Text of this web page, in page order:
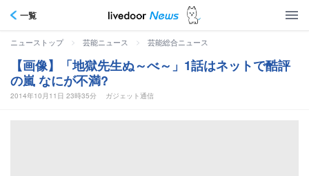
一覧
ニューストップ > 芸能ニュース > 芸能総合ニュース
【画像】「地獄先生ぬ～べ～」1話はネットで酷評
の嵐 なにが不満?
2014年10月11日 23時35分 ガジェット通信